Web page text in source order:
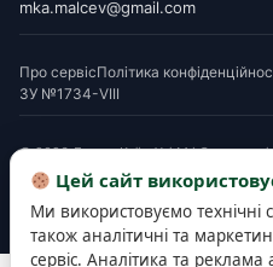
mka.malcev@gmail.com
Про сервісПолітика
ЗУ №1734-VIII
© 2026 Додам Київ. Усі МФО мають
партнерськими. Перед підписанням
кредиту. Деякі матеріали готуються
верифікуються редакцією.
Цей сайт
Ми використовуємо технічні
також аналітичні та
сервіс. Аналітика та реклама